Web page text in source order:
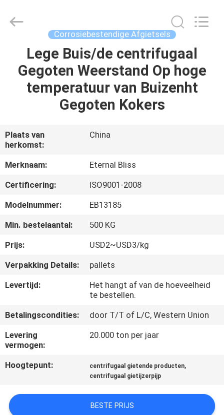
HUIS
PRODUCTEN
ONGEVEER
ONS
FABRIEKSREIS
KWALITEITSCONTROLE
CONTACTEER
ONS
NIEUWS
VERZOEK
OM
CITAAT
Casting
Corrosiebestendige Afgietsels
Lege Buis/de centrifugaal
Gegoten Weerstand Op hoge
temperatuur van Buizenht
Gegoten Kokers
Plaats van
herkomst:
China
Merknaam:
Eternal Bliss
Certificering:
ISO9001-2008
Modelnummer:
EB13185
Min. bestelaantal:
500 KG
Prijs:
USD2~USD3/kg
Verpakking Details:
pallets
Levertijd:
Het hangt af van de hoeveelheid
te bestellen.
Betalingscondities:
door T/T of L/C, Western Union
Levering
vermogen:
20.000 ton per jaar
Hoogtepunt: centrifugaal gietende producten,
centrifugaal gietijzerpijp
BESTE PRIJS